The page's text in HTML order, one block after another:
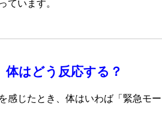
ています。
はどう反応する？
感じたとき、体はいわば「緊急モ